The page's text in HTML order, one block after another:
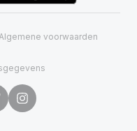
voorwaarden